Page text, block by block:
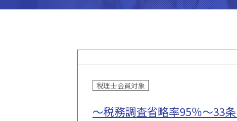
税理士会員対象
～税務調査省略率95％～33